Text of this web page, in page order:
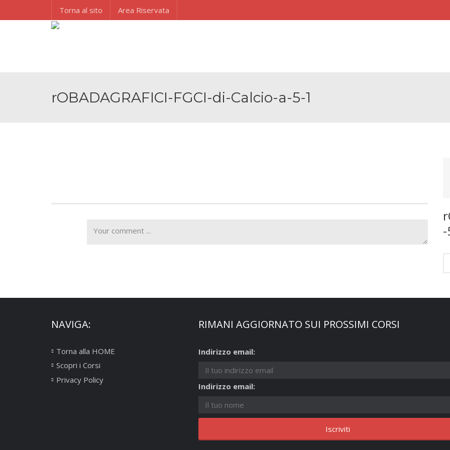
Torna al sito Area Riservata
rOBADAGRAFICI-FGCI-di-Calcio-a-5-1
NAVIGA:
Torna alla HOME
Scopri i Corsi
Privacy Policy
RIMANI AGGIORNATO SUI PROSSIMI CORSI
Indirizzo email:
Indirizzo email: